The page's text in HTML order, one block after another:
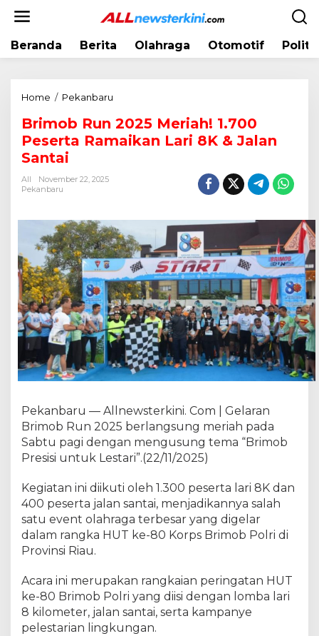
Beranda Berita Olahraga Otomotif
Home / Pekanbaru
m
2
0
2
5
M
e
r
i
a
!
1
0
0
P
r
t
a
m
a
i
k
Brimob Run 2025 Meriah! 1.700
Peserta Ramaikan Lari 8K & Jalan
Santai
All
November 22, 2025
Pekanbaru
Pekanbaru — Allnewsterkini. Com | Gelaran
Brimob Run 2025 berlangsung meriah pada
Sabtu pagi dengan mengusung tema “Brimob
Presisi untuk Lestari”.(22/11/2025)
Kegiatan ini diikuti oleh 1.300 peserta lari 8K dan
400 peserta jalan santai, menjadikannya salah
satu event olahraga terbesar yang digelar
dalam rangka HUT ke-80 Korps Brimob Polri di
Provinsi Riau.
Acara ini merupakan rangkaian peringatan HUT
ke-80 Brimob Polri yang diisi dengan lomba lari
8 kilometer, jalan santai, serta kampanye
pelestarian lingkungan.